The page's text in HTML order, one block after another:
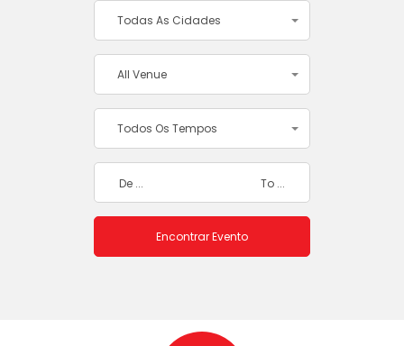
Todas As Cidades
All Venue
Todos Os Tempos